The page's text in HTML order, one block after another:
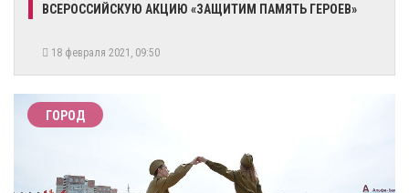
ВСЕРОССИЙСКУЮ АКЦИЮ «ЗАЩИТИМ ПАМЯТЬ ГЕРОЕВ»
18 февраля 2021, 09:50
ГОРОД